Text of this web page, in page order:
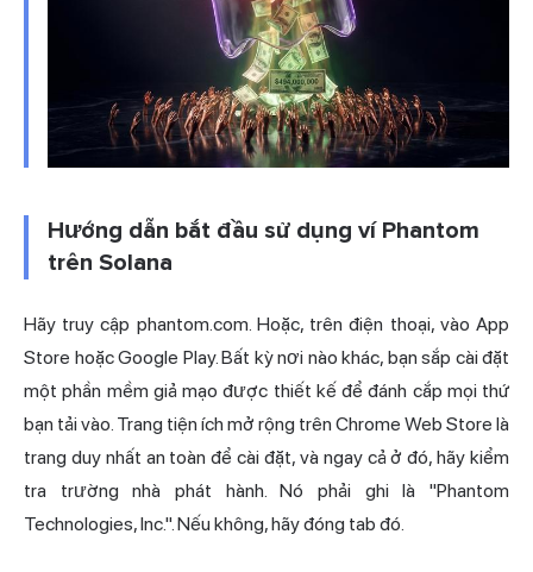
Hướng dẫn bắt đầu sử dụng ví Phantom
trên Solana
Hãy truy cập phantom.com. Hoặc, trên điện thoại, vào App
Store hoặc Google Play. Bất kỳ nơi nào khác, bạn sắp cài đặt
một phần mềm giả mạo được thiết kế để đánh cắp mọi thứ
bạn tải vào. Trang tiện ích mở rộng trên Chrome Web Store là
trang duy nhất an toàn để cài đặt, và ngay cả ở đó, hãy kiểm
tra trường nhà phát hành. Nó phải ghi là "Phantom
Technologies, Inc.". Nếu không, hãy đóng tab đó.